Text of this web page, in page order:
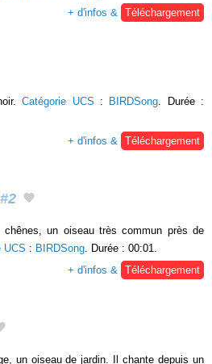
+ d'infos &
Téléchargement
Catégorie UCS : BIRDSong. Durée :
+ d'infos & Téléchargement
#2
un oiseau très commun près de
UCS : BIRDSong. Durée : 00:01.
+ d'infos & Téléchargement
un oiseau de jardin. Il chante depuis un